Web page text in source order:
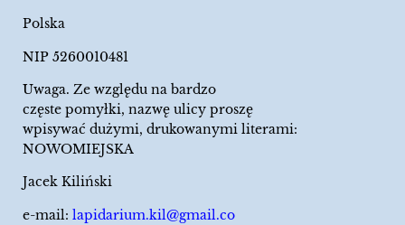
Polska
NIP 5260010481
Uwaga. Ze względu na bardzo
częste pomyłki, nazwę ulicy proszę
wpisywać dużymi, drukowanymi literami:
NOWOMIEJSKA
Jacek Kiliński
e-mail: lapidarium.kil@gmail.co